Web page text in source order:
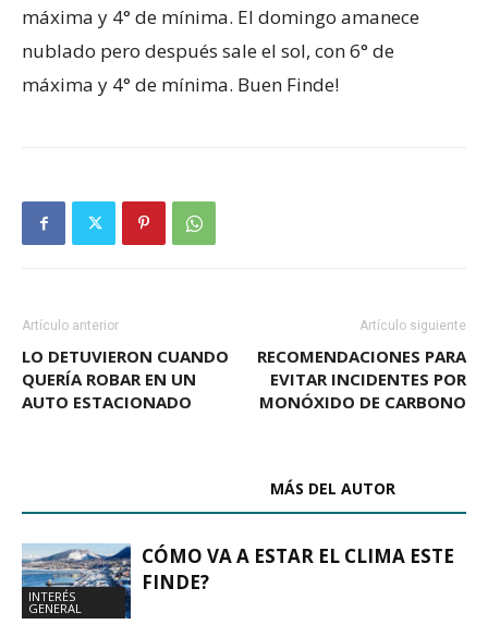
máxima y 4° de mínima. El domingo amanece
nublado pero después sale el sol, con 6° de
máxima y 4° de mínima. Buen Finde!
Artículo anterior
LO DETUVIERON CUANDO
QUERÍA ROBAR EN UN
AUTO ESTACIONADO
Artículo siguiente
RECOMENDACIONES PARA
EVITAR INCIDENTES POR
MONÓXIDO DE CARBONO
MÁS DEL AUTOR
INTERÉS
GENERAL
CÓMO VA A ESTAR EL CLIMA ESTE
FINDE?